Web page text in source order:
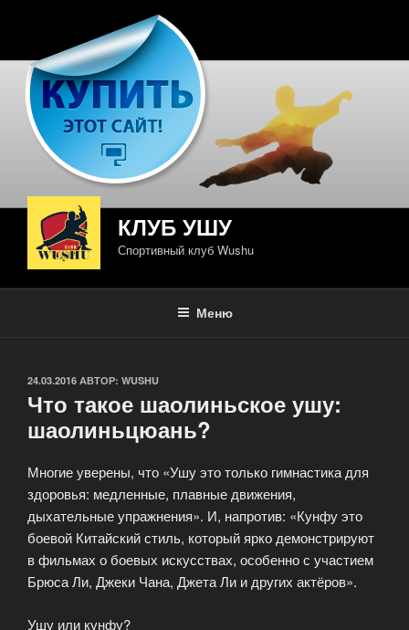
содержимому
КЛУБ УШУ
Спортивный клуб Wushu
Меню
ОПУБЛИКОВАНО
24.03.2016 АВТОР: WUSHU
Что такое шаолиньское ушу:
шаолиньцюань?
Многие уверены, что «Ушу это только гимнастика для
здоровья: медленные, плавные движения,
дыхательные упражнения». И, напротив: «Кунфу это
боевой Китайский стиль, который ярко демонстрируют
в фильмах о боевых искусствах, особенно с участием
Брюса Ли, Джеки Чана, Джета Ли и других актёров».
Ушу или кунфу?